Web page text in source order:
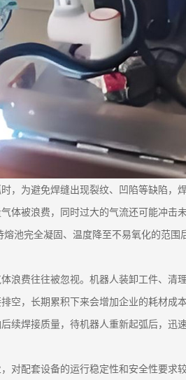
，为避免焊缝出现裂纹、凹陷等缺陷
被浪费，同时过大的气流还可能冲击
池完全凝固、温度降至不易氧化的范围
费往往被忽视。机器人装卸工件、清
空，长期累积下来会增加企业的耗材
焊接质量，待机器人重新起弧后，迅
对配套设备的运行稳定性和安全性要